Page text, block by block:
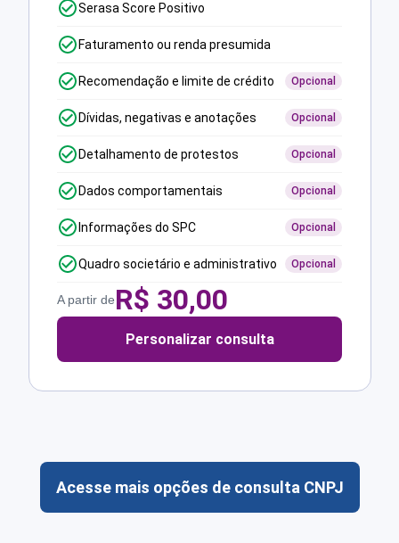
Serasa Score Positivo
Faturamento ou renda presumida
Recomendação e limite de crédito Opcional
Dívidas, negativas e anotações Opcional
Detalhamento de protestos Opcional
Dados comportamentais Opcional
Informações do SPC Opcional
Quadro societário e administrativo Opcional
A partir deR$ 30,00
Personalizar consulta
Acesse mais opções de consulta CNPJ